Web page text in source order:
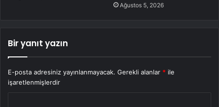
Ağustos 5, 2026
Bir yanıt yazın
E-posta adresiniz yayınlanmayacak. Gerekli alanlar * ile
işaretlenmişlerdir